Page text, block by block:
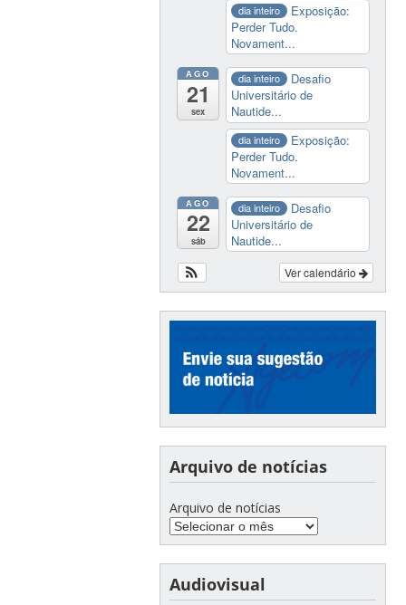
dia inteiro
Exposição:
Perder Tudo.
Novament...
AGO
21
sex
dia inteiro
Desafio
Universitário de
Nautide...
dia inteiro
Exposição:
Perder Tudo.
Novament...
AGO
22
sáb
dia inteiro
Desafio
Universitário de
Nautide...
Ver calendário
Arquivo de notícias
Arquivo de notícias
Audiovisual